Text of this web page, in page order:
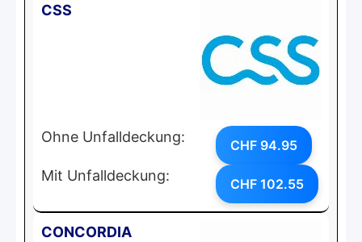
CSS
Ohne Unfalldeckung: CHF 94.95
Mit Unfalldeckung: CHF 102.55
CONCORDIA